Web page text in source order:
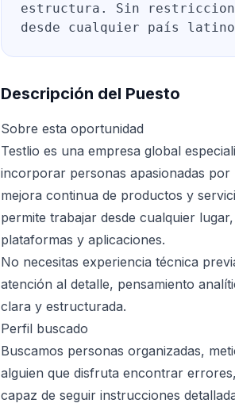
estructura. Sin
desde cualquier país
Descripción del Puesto
Sobre esta oportunidad
Testlio es una empresa global
incorporar personas apasionadas
mejora continua de productos y
permite trabajar desde cualquier
plataformas y aplicaciones.
No necesitas experiencia técnica
atención al detalle, pensamiento
clara y estructurada.
Perfil buscado
Buscamos personas organizadas,
alguien que disfruta encontrar
capaz de seguir instrucciones